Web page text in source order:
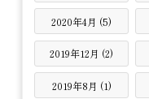
2020年4月 (5)
2019年12月 (2)
2019年8月 (1)